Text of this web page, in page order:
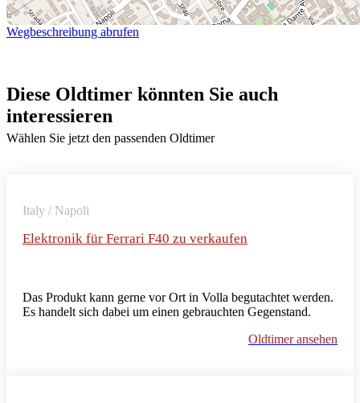
Wegbeschreibung abrufen
Diese Oldtimer könnten Sie auch
interessieren
Wählen Sie jetzt den passenden Oldtimer
Italy / Napoli
Elektronik für Ferrari F40 zu verkaufen
Das Produkt kann gerne vor Ort in Volla begutachtet werden.
Es handelt sich dabei um einen gebrauchten Gegenstand.
Oldtimer ansehen